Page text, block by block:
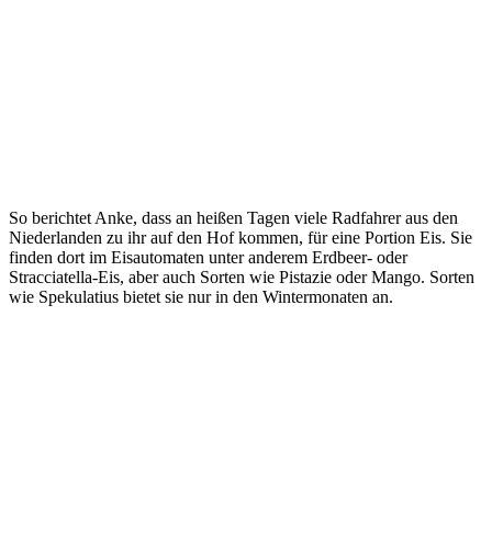
So berichtet Anke, dass an heißen Tagen viele Radfahrer aus den
Niederlanden zu ihr auf den Hof kommen, für eine Portion Eis. Sie
finden dort im Eisautomaten unter anderem Erdbeer- oder
Stracciatella-Eis, aber auch Sorten wie Pistazie oder Mango. Sorten
wie Spekulatius bietet sie nur in den Wintermonaten an.